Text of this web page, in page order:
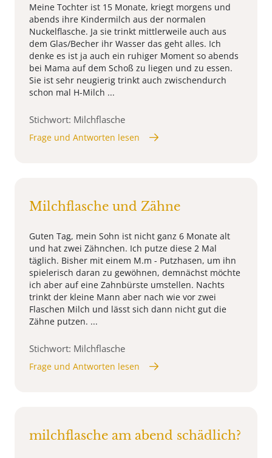
Meine Tochter ist 15 Monate, kriegt morgens und
abends ihre Kindermilch aus der normalen
Nuckelflasche. Ja sie trinkt mittlerweile auch aus
dem Glas/Becher ihr Wasser das geht alles. Ich
denke es ist ja auch ein ruhiger Moment so abends
bei Mama auf dem Schoß zu liegen und zu essen.
Sie ist sehr neugierig trinkt auch zwischendurch
schon mal H-Milch ...
Stichwort: Milchflasche
Frage und Antworten lesen
Milchflasche und Zähne
Guten Tag, mein Sohn ist nicht ganz 6 Monate alt
und hat zwei Zähnchen. Ich putze diese 2 Mal
täglich. Bisher mit einem M.m - Putzhasen, um ihn
spielerisch daran zu gewöhnen, demnächst möchte
ich aber auf eine Zahnbürste umstellen. Nachts
trinkt der kleine Mann aber nach wie vor zwei
Flaschen Milch und lässt sich dann nicht gut die
Zähne putzen. ...
Stichwort: Milchflasche
Frage und Antworten lesen
milchflasche am abend schädlich?